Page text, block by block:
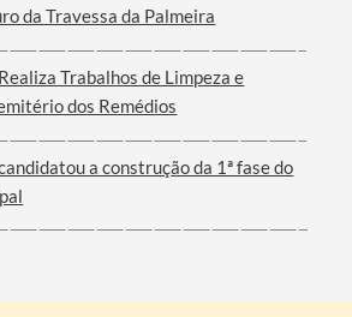
da Travessa da Palmeira
Trabalhos de Limpeza e
dos Remédios
a construção da 1ª fase do